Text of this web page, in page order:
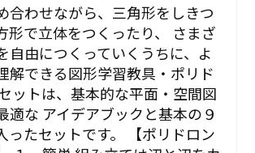
合わせながら、三角形をしきつ
形で立体をつくったり、 さまざ
自由につくっていくうちに、よ
解できる図形学習教具・ポリド
ットは、基本的な平面・空間図
適な アイデアブックと基本の９
ったセットです。 【ポリドロン